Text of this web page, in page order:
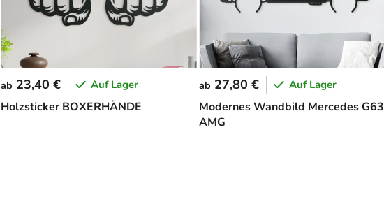
Holzsticker BOXERHÄNDE
ab 23,40 € Auf Lager
Modernes Wandbild Mercedes G63
AMG
ab 27,80 € Auf Lager